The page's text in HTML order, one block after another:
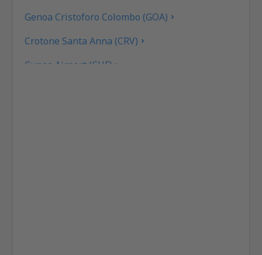
Genoa Cristoforo Colombo (GOA)
Crotone Santa Anna (CRV)
Cuneo Airport (CUF)